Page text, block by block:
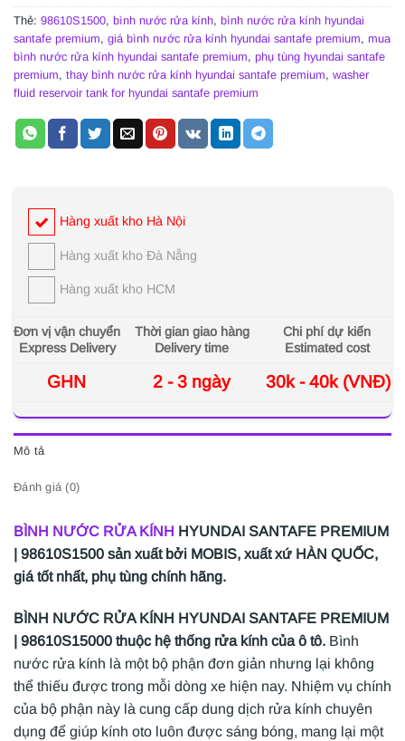
Thẻ: 98610S1500, bình nước rửa kính, bình nước rửa kính hyundai
santafe premium, giá bình nước rửa kính hyundai santafe premium, mua
bình nước rửa kính hyundai santafe premium, phụ tùng hyundai santafe
premium, thay bình nước rửa kính hyundai santafe premium, washer
fluid reservoir tank for hyundai santafe premium
Hàng xuất kho Hà Nội
Hàng xuất kho Đà Nẵng
Hàng xuất kho HCM
Đơn vị vận chuyển
Express Delivery
Thời gian giao hàng
Delivery time
Chi phí dự kiến
Estimated cost
GHN 2 - 3 ngày 30k - 40k (VNĐ)
Mô tả
Đánh giá (0)
BÌNH NƯỚC RỬA KÍNH HYUNDAI SANTAFE PREMIUM
| 98610S1500 sản xuất bởi MOBIS, xuất xứ HÀN QUỐC,
giá tốt nhất, phụ tùng chính hãng.
BÌNH NƯỚC RỬA KÍNH HYUNDAI SANTAFE PREMIUM
| 98610S15000 thuộc hệ thống rửa kính của ô tô. Bình
nước rửa kính là một bộ phận đơn giản nhưng lại không
thể thiếu được trong mỗi dòng xe hiện nay. Nhiệm vụ chính
của bộ phận này là cung cấp dung dịch rửa kính chuyên
dụng để giúp kính oto luôn được sáng bóng, mang lại một